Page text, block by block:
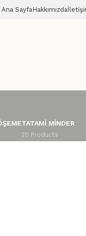
Ana SayfaHakkımızda
TATAMI MINDER
20 Products